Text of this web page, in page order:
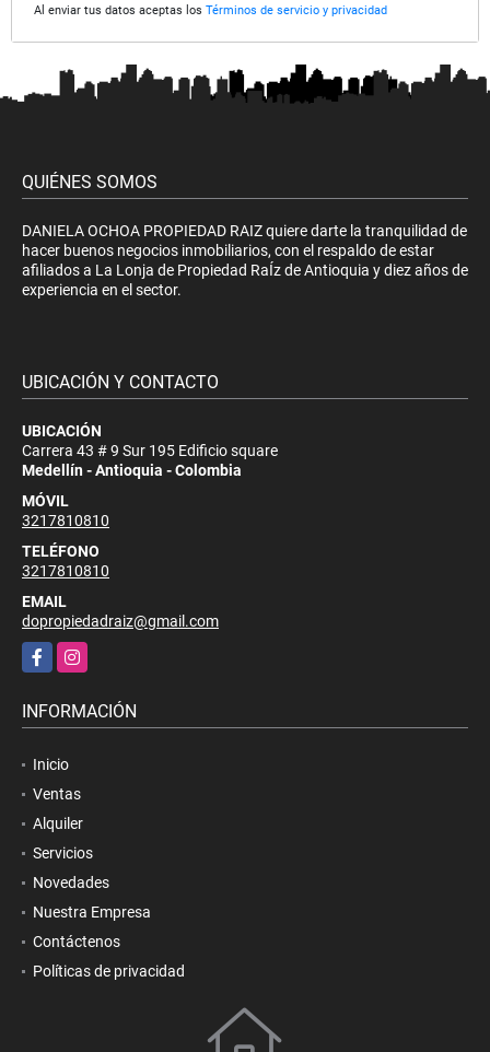
Al enviar tus datos aceptas los Términos de servicio y privacidad
QUIÉNES SOMOS
DANIELA OCHOA PROPIEDAD RAIZ quiere darte la tranquilidad de
hacer buenos negocios inmobiliarios, con el respaldo de estar
afiliados a La Lonja de Propiedad RaÍz de Antioquia y diez años de
experiencia en el sector.
UBICACIÓN Y CONTACTO
UBICACIÓN
Carrera 43 # 9 Sur 195 Edificio square
Medellín - Antioquia - Colombia
MÓVIL
3217810810
TELÉFONO
3217810810
EMAIL
dopropiedadraiz@gmail.com
FacebookInstagram
INFORMACIÓN
Inicio
Ventas
Alquiler
Servicios
Novedades
Nuestra Empresa
Contáctenos
Políticas de privacidad